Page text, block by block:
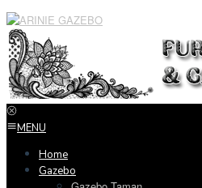
Loncat
ke
konten
MENU
Home
Gazebo